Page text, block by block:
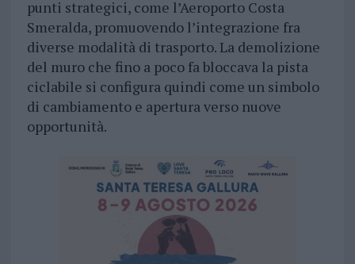
punti strategici, come l’Aeroporto Costa
Smeralda, promuovendo l’integrazione fra
diverse modalità di trasporto. La demolizione
del muro che fino a poco fa bloccava la pista
ciclabile si configura quindi come un simbolo
di cambiamento e apertura verso nuove
opportunità.